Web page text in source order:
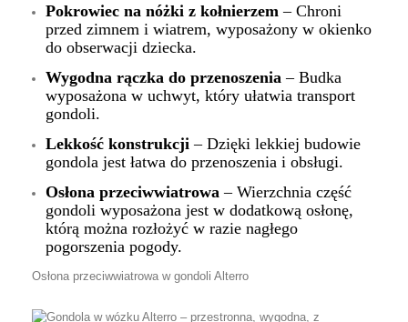
Pokrowiec na nóżki z kołnierzem – Chroni
przed zimnem i wiatrem, wyposażony w okienko
do obserwacji dziecka.
Wygodna rączka do przenoszenia – Budka
wyposażona w uchwyt, który ułatwia transport
gondoli.
Lekkość konstrukcji – Dzięki lekkiej budowie
gondola jest łatwa do przenoszenia i obsługi.
Osłona przeciwwiatrowa – Wierzchnia część
gondoli wyposażona jest w dodatkową osłonę,
którą można rozłożyć w razie nagłego
pogorszenia pogody.
Osłona przeciwwiatrowa w gondoli Alterro